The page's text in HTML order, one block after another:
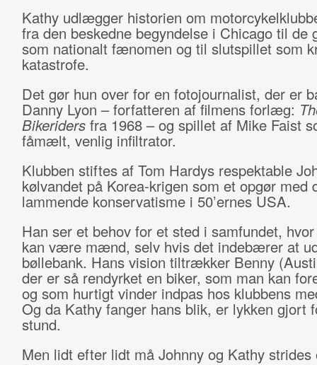
Kathy udlægger historien om
fra den beskedne begyndelse i Chicago til de
som nationalt fænomen og til slutspillet som
katastrofe.
Det gør hun over for en fotojournalist, der er
Danny Lyon – forfatteren af filmens forlæg:
Bikeridersfra 1968 – og spillet af Mike Faist
fåmælt, venlig infiltrator.
Klubben stiftes af Tom Hardys respektable
kølvandet på Korea-krigen som et opgør med
lammende konservatisme i 50’ernes USA.
Han ser et behov for et sted i samfundet,
kan være mænd, selv hvis det indebærer at
bøllebank. Hans vision tiltrækker Benny
der er så rendyrket en biker, som man kan
og som hurtigt vinder indpas hos klubbens
Og da Kathy fanger hans blik, er lykken gjort
stund.
Men lidt efter lidt må Johnny og Kathy strides